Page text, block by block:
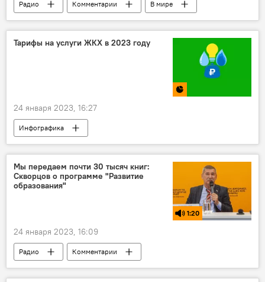
Радио Комментарии
В мире
Политика
СВО
Тарифы на услуги ЖКХ в 2023 году
24 января 2023, 16:27
Инфографика
Мы передаем почти 30 тысяч книг:
Скворцов о программе "Развитие
образования"
1:20
24 января 2023, 16:09
Радио
Комментарии
Южная Осетия
Россия